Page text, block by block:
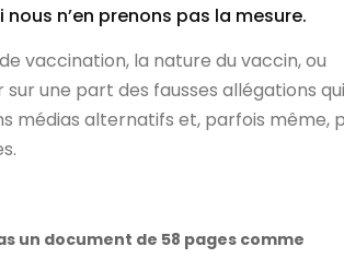
n’en prenons pas la mesure.
vaccination, la nature du vaccin, ou
une part des fausses allégations
médias alternatifs et, parfois même,
un document de 58 pages comme